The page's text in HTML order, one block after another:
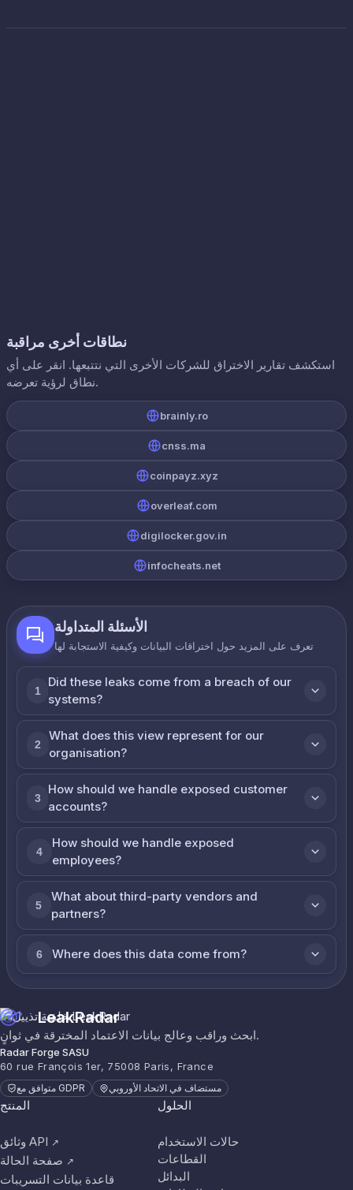
نطاقات أخرى مراقبة
استكشف تقارير الاختراق للشركات الأخرى التي نتتبعها. انقر على أي
نطاق لرؤية تعرضه.
brainly.ro
cnss.ma
coinpayz.xyz
overleaf.com
digilocker.gov.in
infocheats.net
الأسئلة المتداولة
تعرف على المزيد حول اختراقات البيانات وكيفية الاستجابة لها
1
Did these leaks come from a breach of our
systems?
2
What does this view represent for our
organisation?
3
How should we handle exposed customer
accounts?
4
How should we handle exposed
employees?
5
What about third-party vendors and
partners?
6 Where does this data come from?
LeakRadar
ابحث وراقب وعالج بيانات الاعتماد المخترقة في ثوانٍ.
Radar Forge SASU
60 rue François 1er, 75008 Paris, France
متوافق مع GDPR مستضاف في الاتحاد الأوروبي
المنتج
وثائق API ↗
صفحة الحالة ↗
قاعدة بيانات التسريبات
الحلول
حالات الاستخدام
القطاعات
البدائل